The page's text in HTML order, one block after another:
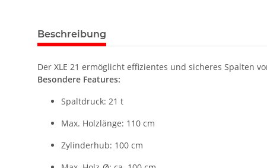
Beschreibung
Der XLE 21 ermöglicht effizientes und sicheres Spalten
Besondere Features:
Spaltdruck: 21 t
Max. Holzlänge: 110 cm
Zylinderhub: 100 cm